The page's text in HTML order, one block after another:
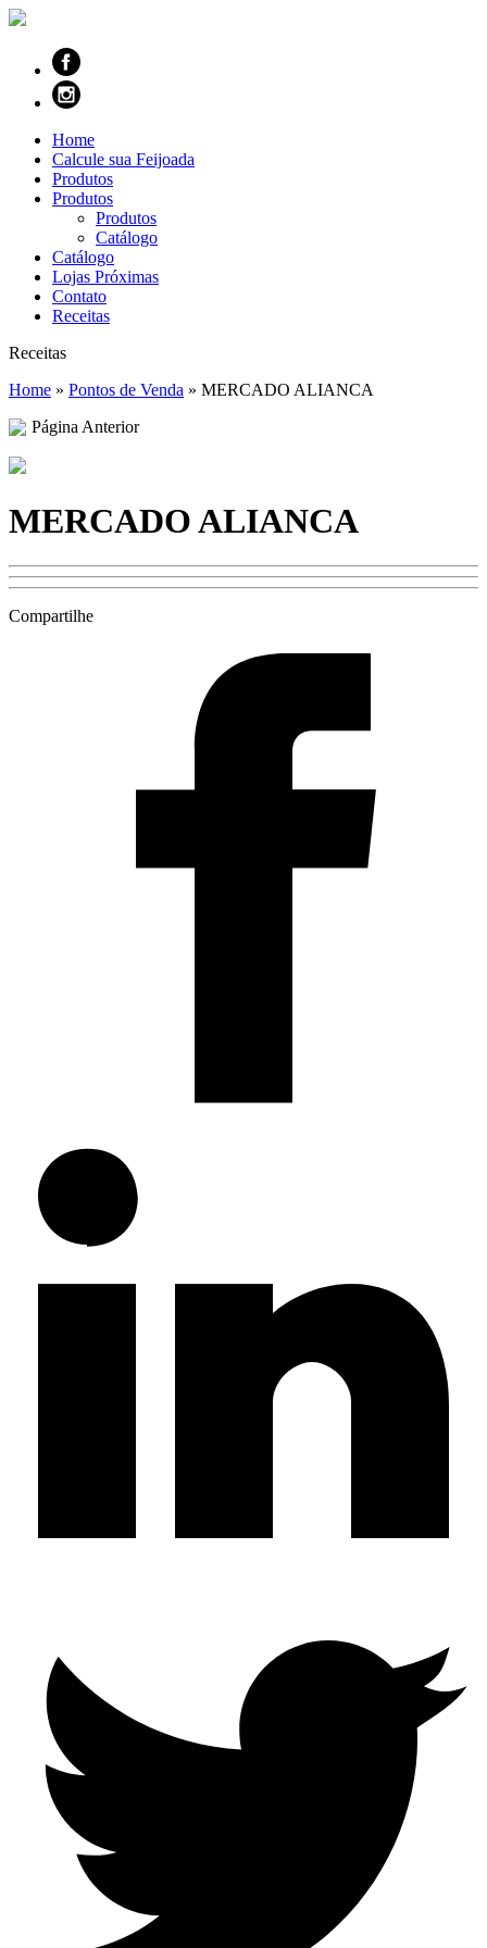
Home
Calcule sua Feijoada
Produtos
Produtos
Produtos
Catálogo
Catálogo
Lojas Próximas
Contato
Receitas
Receitas
Home » Pontos de Venda » MERCADO ALIANCA
Página Anterior
MERCADO ALIANCA
Compartilhe